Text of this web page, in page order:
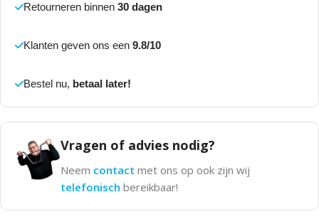
Retourneren binnen 30 dagen
Klanten geven ons een 9.8/10
Bestel nu, betaal later!
Vragen of advies nodig?
Neem contact met ons op ook zijn wij
telefonisch bereikbaar!